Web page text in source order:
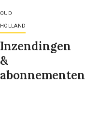
2/3
OUD
HOLLAND
Inzendingen
&
abonnementen